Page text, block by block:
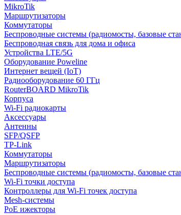
MikroTik
Маршрутизаторы
Коммутаторы
Беспроводные системы (радиомосты, базовые
Беспроводная связь для дома и офиса
Устройства LTE/5G
Оборудование Poweline
Интернет вещей (IoT)
Радиооборудование 60 ГГц
RouterBOARD MikroTik
Корпуса
Wi-Fi радиокарты
Аксессуары
Антенны
SFP/QSFP
TP-Link
Коммутаторы
Маршрутизаторы
Беспроводные системы (радиомосты, базовые
Wi-Fi точки доступа
Контроллеры для Wi-Fi точек доступа
Mesh-системы
PoE ижекторы